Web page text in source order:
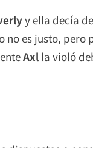
y ella decía
es justo, pero
Axl la violó